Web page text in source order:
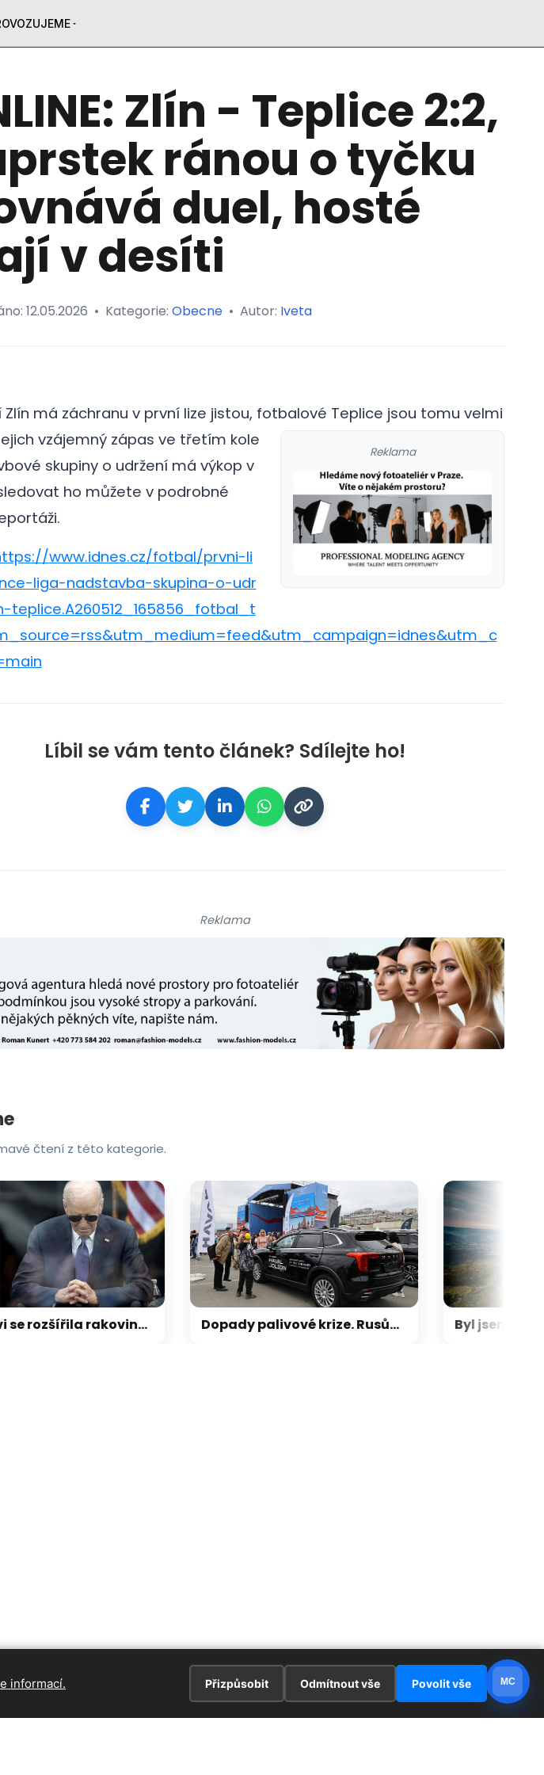
Zlín - Teplice 2:2,
ránou o tyčku
duel, hosté
v desíti
12.05.2026 • Kategorie: Obecne • Autor: Iveta
Zlín má záchranu v první lize jistou, fotbalové Teplice jsou tomu velmi
Reklama
vzájemný zápas ve třetím kole
skupiny o udržení má výkop v
ho můžete v podrobné
www.idnes.cz/fotbal/prvni-li
liga-nadstavba-skupina-o-udr
teplice.A260512_165856_fotbal_t
Líbil se vám tento článek? Sdílejte ho!
Reklama
čtení z této kategorie.
Bidenovi se rozšířila rakovina do těla. Smutný pohled, říká syn Hunter Dopady palivové krize. Rusům kvůli benzinu plnému síry odcházejí čínská auta
informací. Přizpůsobit Odmítnout vše Povolit vše MC